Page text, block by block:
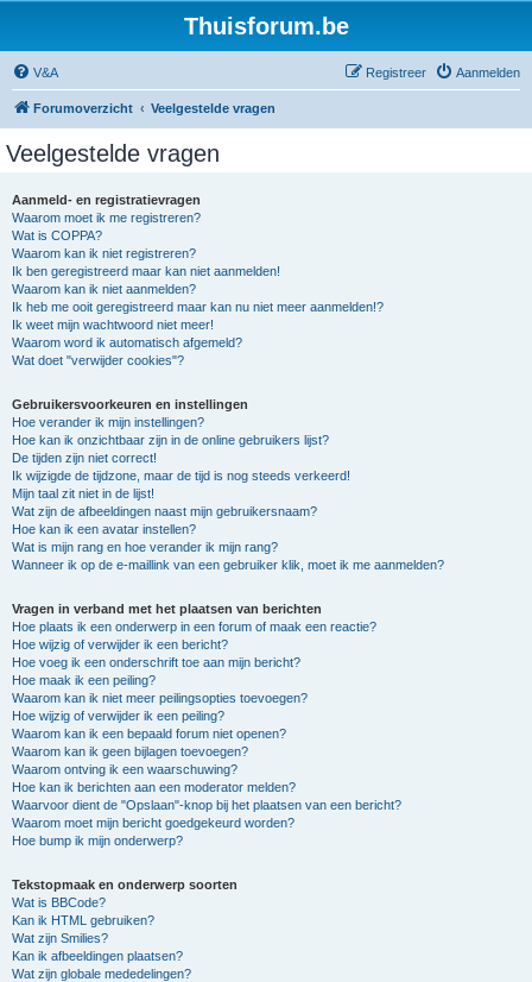
Thuisforum.be
V&A Aanmelden
Registreer
Forumoverzicht Veelgestelde vragen
Veelgestelde vragen
Aanmeld- en registratievragen
Waarom moet ik me registreren?
Wat is COPPA?
Waarom kan ik niet registreren?
Ik ben geregistreerd maar kan niet aanmelden!
Waarom kan ik niet aanmelden?
Ik heb me ooit geregistreerd maar kan nu niet meer aanmelden!?
Ik weet mijn wachtwoord niet meer!
Waarom word ik automatisch afgemeld?
Wat doet "verwijder cookies"?
Gebruikersvoorkeuren en instellingen
Hoe verander ik mijn instellingen?
Hoe kan ik onzichtbaar zijn in de online gebruikers lijst?
De tijden zijn niet correct!
Ik wijzigde de tijdzone, maar de tijd is nog steeds verkeerd!
Mijn taal zit niet in de lijst!
Wat zijn de afbeeldingen naast mijn gebruikersnaam?
Hoe kan ik een avatar instellen?
Wat is mijn rang en hoe verander ik mijn rang?
Wanneer ik op de e-maillink van een gebruiker klik, moet ik me aanmelden?
Vragen in verband met het plaatsen van berichten
Hoe plaats ik een onderwerp in een forum of maak een reactie?
Hoe wijzig of verwijder ik een bericht?
Hoe voeg ik een onderschrift toe aan mijn bericht?
Hoe maak ik een peiling?
Waarom kan ik niet meer peilingsopties toevoegen?
Hoe wijzig of verwijder ik een peiling?
Waarom kan ik een bepaald forum niet openen?
Waarom kan ik geen bijlagen toevoegen?
Waarom ontving ik een waarschuwing?
Hoe kan ik berichten aan een moderator melden?
Waarvoor dient de "Opslaan"-knop bij het plaatsen van een bericht?
Waarom moet mijn bericht goedgekeurd worden?
Hoe bump ik mijn onderwerp?
Tekstopmaak en onderwerp soorten
Wat is BBCode?
Kan ik HTML gebruiken?
Wat zijn Smilies?
Kan ik afbeeldingen plaatsen?
Wat zijn globale mededelingen?